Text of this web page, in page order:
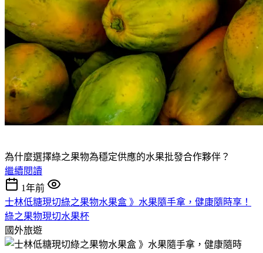
為什麼選擇綠之果物為穩定供應的水果批發合作夥伴？
繼續閱讀
1年前
士林低糖現切綠之果物水果盒 》水果隨手拿，健康隨時享！
綠之果物現切水果杯
國外旅遊